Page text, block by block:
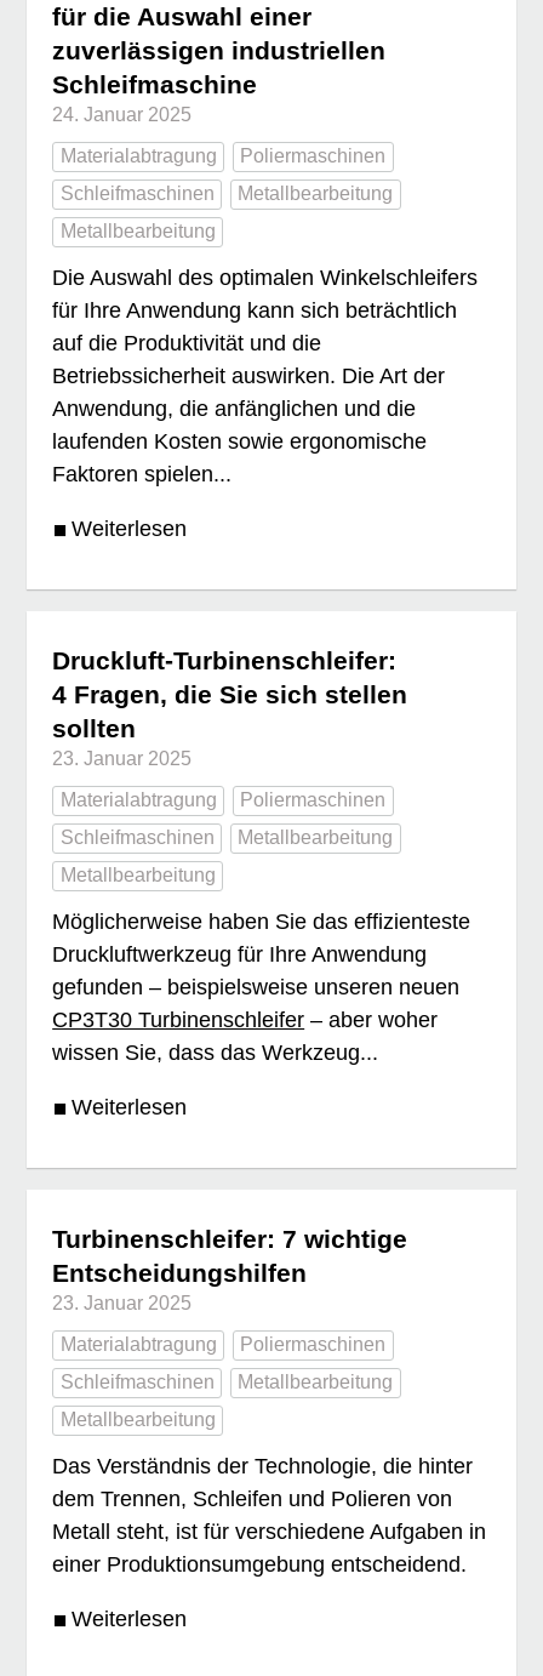
für die Auswahl einer
zuverlässigen industriellen
Schleifmaschine
24. Januar 2025
Materialabtragung
Poliermaschinen
Schleifmaschinen
Metallbearbeitung
Metallbearbeitung
Die Auswahl des optimalen Winkelschleifers
für Ihre Anwendung kann sich beträchtlich
auf die Produktivität und die
Betriebssicherheit auswirken. Die Art der
Anwendung, die anfänglichen und die
laufenden Kosten sowie ergonomische
Faktoren spielen...
Weiterlesen
Druckluft-Turbinenschleifer:
4 Fragen, die Sie sich stellen
sollten
23. Januar 2025
Materialabtragung
Poliermaschinen
Schleifmaschinen
Metallbearbeitung
Metallbearbeitung
Möglicherweise haben Sie das effizienteste
Druckluftwerkzeug für Ihre Anwendung
gefunden – beispielsweise unseren neuen
CP3T30 Turbinenschleifer – aber woher
wissen Sie, dass das Werkzeug...
Weiterlesen
Turbinenschleifer: 7 wichtige
Entscheidungshilfen
23. Januar 2025
Materialabtragung
Poliermaschinen
Schleifmaschinen
Metallbearbeitung
Metallbearbeitung
Das Verständnis der Technologie, die hinter
dem Trennen, Schleifen und Polieren von
Metall steht, ist für verschiedene Aufgaben in
einer Produktionsumgebung entscheidend.
Weiterlesen